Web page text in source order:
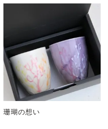
珊瑚の想い